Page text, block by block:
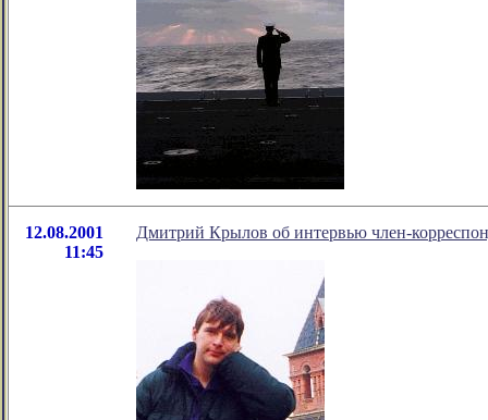
12.08.2001
11:45
Дмитрий Крылов об интервью член-